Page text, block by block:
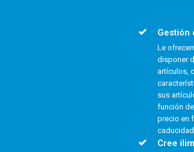
Gestión
Le
disponer
artículos,
sus
función
precio en
Cree